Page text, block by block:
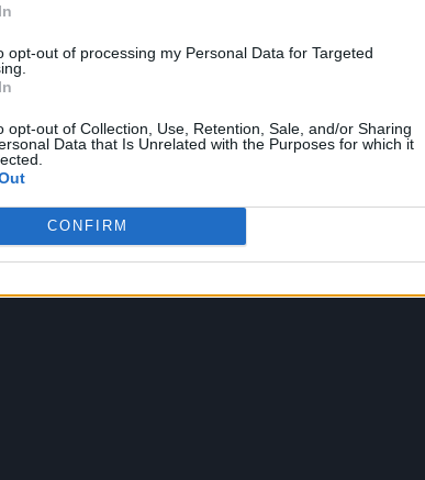
opt-out of processing my Personal Data for Targeted
opt-out of Collection, Use, Retention, Sale, and/or Sharing
Data that Is Unrelated with the Purposes for which it
CONFIRM